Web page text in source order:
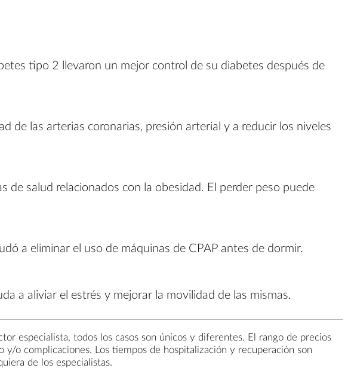
tipo 2 llevaron un mejor control de su diabetes después de
de las arterias coronarias, presión arterial y a reducir los niveles
salud relacionados con la obesidad. El perder peso puede
a eliminar el uso de máquinas de CPAP antes de dormir.
a aliviar el estrés y mejorar la movilidad de las mismas.
especialista, todos los casos son únicos y diferentes. El rango de precios
o complicaciones. Los tiempos de hospitalización y recuperación son
de los especialistas.